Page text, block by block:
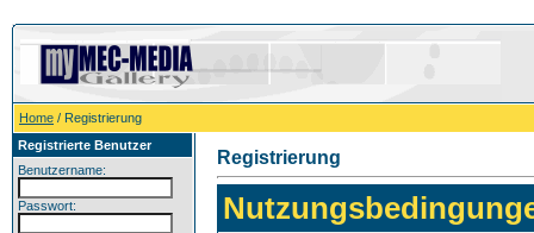
Home / Registrierung
Registrierte Benutzer
Benutzername:
Passwort:
Registrierung